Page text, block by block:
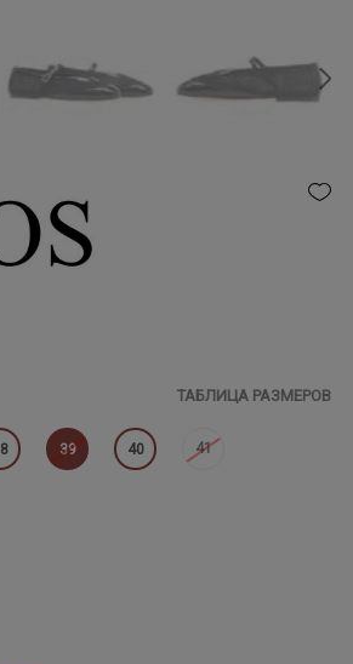
ТАБЛИЦА РАЗМЕРОВ
39 40 41